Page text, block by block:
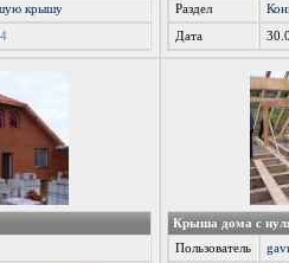
крышу Раздел
Дата
Крыша дома с
Пользователь